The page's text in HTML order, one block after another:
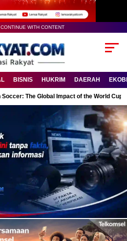
WITH CONTENT
BISNIS HUKRIM DAERAH
The Global Impact of the World Cup